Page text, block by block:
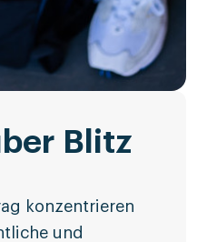
Blitz
konzentrieren
und